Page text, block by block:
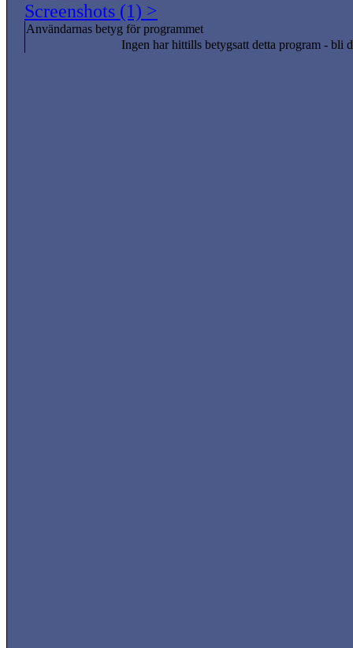
Screenshots (1) >
Användarnas betyg för programmet
Ingen har hittills betygsatt detta program - bli